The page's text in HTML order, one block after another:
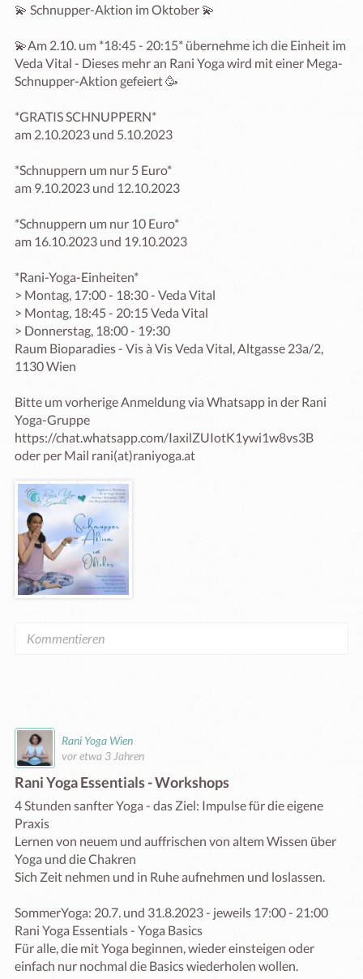
💫 Schnupper-Aktion im Oktober 💫
💫Am 2.10. um *18:45 - 20:15* übernehme ich die Einheit im
Veda Vital - Dieses mehr an Rani Yoga wird mit einer Mega-
Schnupper-Aktion gefeiert 🥳
*GRATIS SCHNUPPERN*
am 2.10.2023 und 5.10.2023
*Schnuppern um nur 5 Euro*
am 9.10.2023 und 12.10.2023
*Schnuppern um nur 10 Euro*
am 16.10.2023 und 19.10.2023
*Rani-Yoga-Einheiten*
> Montag, 17:00 - 18:30 - Veda Vital
> Montag, 18:45 - 20:15 Veda Vital
> Donnerstag, 18:00 - 19:30
Raum Bioparadies - Vis à Vis Veda Vital, Altgasse 23a/2,
1130 Wien
Bitte um vorherige Anmeldung via Whatsapp in der Rani
Yoga-Gruppe
https://chat.whatsapp.com/IaxilZUIotK1ywi1w8vs3B
oder per Mail rani(at)raniyoga.at
Rani Yoga Wien
vor etwa 3 Jahren
Rani Yoga Essentials - Workshops
4 Stunden sanfter Yoga - das Ziel: Impulse für die eigene
Praxis
Lernen von neuem und auffrischen von altem Wissen über
Yoga und die Chakren
Sich Zeit nehmen und in Ruhe aufnehmen und loslassen.
SommerYoga: 20.7. und 31.8.2023 - jeweils 17:00 - 21:00
Rani Yoga Essentials - Yoga Basics
Für alle, die mit Yoga beginnen, wieder einsteigen oder
einfach nur nochmal die Basics wiederholen wollen.